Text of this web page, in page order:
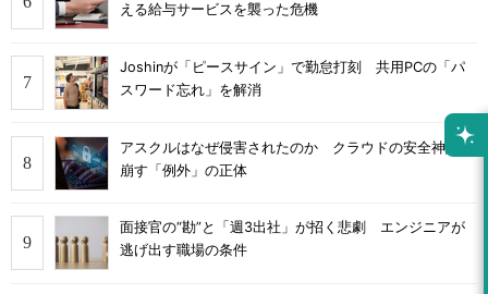
える給与サービスを襲った危機
Joshinが「ピースサイン」で勤怠打刻 共用PCの「パ
スワード忘れ」を解消
アスクルはなぜ侵害されたのか クラウドの安全神話を
崩す「例外」の正体
面接官の“勘”と「週3出社」が招く悲劇 エンジニアが
逃げ出す職場の条件